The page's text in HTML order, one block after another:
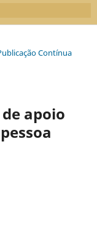
Contínua
apoio